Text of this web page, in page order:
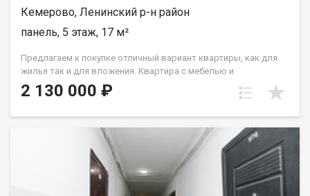
Кемерово, Ленинский р-н район
панель, 5 этаж, 17 м²
Предлагаем к покупке отличный вариант квартиры, как для
жилья так и для вложения. Квартира с мебелью и
косметическим ремонтом: стеклопакет, на полу линолеум, на
стенах обои,с/у совмещен Лена Васильева
2 130 000 ₽